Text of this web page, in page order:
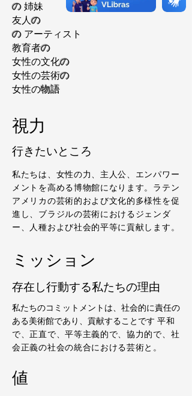
の 姉妹
友人の
の アーティスト
教育者の
女性の文化の
女性の芸術の
女性の物語
視力
行きたいところ
私たちは、女性の力、主人公、エンパワー
メントを高める博物館になります。ラテン
アメリカの芸術的および文化的多様性を促
進し、ブラジルの芸術におけるジェンダ
ー、人種および社会的平等に貢献します。
ミッション
存在し行動する私たちの理由
私たちのコミットメントは、社会的に責任の
ある美術館であり、貢献することです 平和
で、正直で、平等主義的で、協力的で、社
会正義の社会の統合における芸術と。
値